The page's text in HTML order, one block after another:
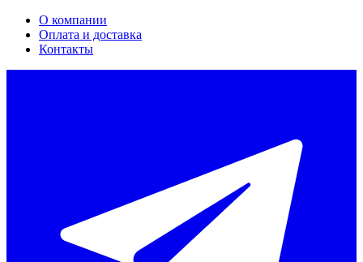
О компании
Оплата и доставка
Контакты